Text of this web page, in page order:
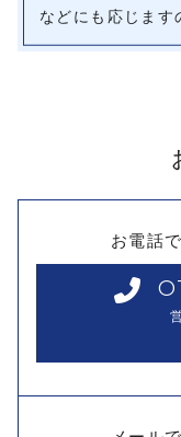
などにも応じます
お電話